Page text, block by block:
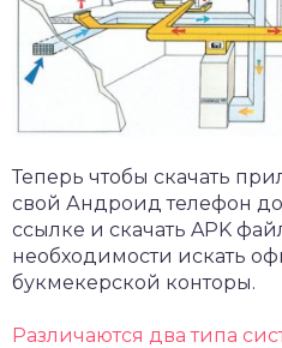
Теперь чтобы скачать
свой Андроид телефон
ссылке и скачать APK
необходимости искать
букмекерской конторы.
Различаются два типа